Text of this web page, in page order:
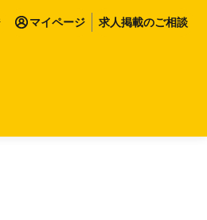
マイページ 求人掲載のご相談